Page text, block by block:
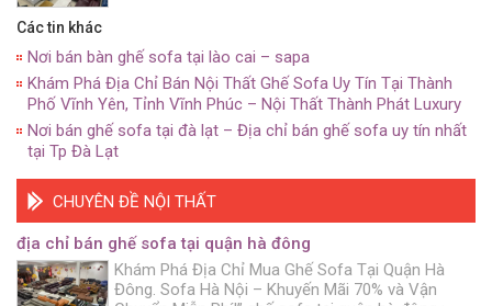
lượng? Hãy đến với Sofa Hà […]
Các tin khác
Nơi bán bàn ghế sofa tại lào cai – sapa
Khám Phá Địa Chỉ Bán Nội Thất Ghế Sofa Uy Tín Tại Thành
Phố Vĩnh Yên, Tỉnh Vĩnh Phúc – Nội Thất Thành Phát Luxury
Nơi bán ghế sofa tại đà lạt – Địa chỉ bán ghế sofa uy tín nhất
tại Tp Đà Lạt
CHUYÊN ĐỀ NỘI THẤT
địa chỉ bán ghế sofa tại quận hà đông
Khám Phá Địa Chỉ Mua Ghế Sofa Tại Quận Hà
Đông. Sofa Hà Nội – Khuyến Mãi 70% và Vận